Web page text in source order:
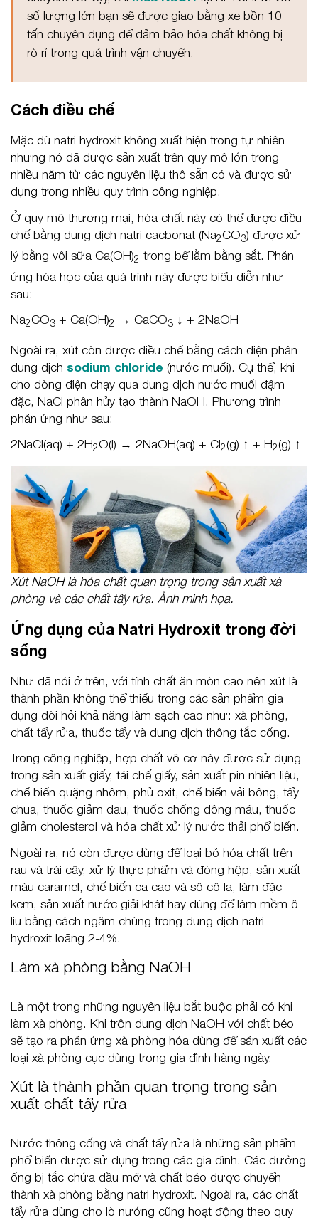
số lượng lớn bạn sẽ được giao bằng xe bồn 10
tấn chuyên dụng để đảm bảo hóa chất không bị
rò rỉ trong quá trình vận chuyển.
Cách điều chế
Mặc dù natri hydroxit không xuất hiện trong tự nhiên
nhưng nó đã được sản xuất trên quy mô lớn trong
nhiều năm từ các nguyên liệu thô sẵn có và được sử
dụng trong nhiều quy trình công nghiệp.
Ở quy mô thương mại, hóa chất này có thể được điều
chế bằng dung dịch natri cacbonat (Na2CO3) được xử
lý bằng vôi sữa Ca(OH)2 trong bể lằm bằng sắt. Phản
ứng hóa học của quá trình này được biểu diễn như
sau:
Na2CO3 + Ca(OH)2 → CaCO3 ↓ + 2NaOH
Ngoài ra, xút còn được điều chế bằng cách điện phân
dung dịch sodium chloride (nước muối). Cụ thể, khi
cho dòng điện chạy qua dung dịch nước muối đậm
đặc, NaCl phân hủy tạo thành NaOH. Phương trình
phản ứng như sau:
2NaCl(aq) + 2H2O(l) → 2NaOH(aq) + Cl2(g) ↑ + H2(g) ↑
Xút NaOH là hóa chất quan trọng trong sản xuất xà
phòng và các chất tẩy rửa. Ảnh minh họa.
Ứng dụng của Natri Hydroxit trong đời
sống
Như đã nói ở trên, với tính chất ăn mòn cao nên xút là
thành phần không thể thiếu trong các sản phẩm gia
dụng đòi hỏi khả năng làm sạch cao như: xà phòng,
chất tẩy rửa, thuốc tẩy và dung dịch thông tắc cống.
Trong công nghiệp, hợp chất vô cơ này được sử dụng
trong sản xuất giấy, tái chế giấy, sản xuất pin nhiên liệu,
chế biến quặng nhôm, phủ oxit, chế biến vải bông, tẩy
chua, thuốc giảm đau, thuốc chống đông máu, thuốc
giảm cholesterol và hóa chất xử lý nước thải phổ biến.
Ngoài ra, nó còn được dùng để loại bỏ hóa chất trên
rau và trái cây, xử lý thực phẩm và đóng hộp, sản xuất
màu caramel, chế biến ca cao và sô cô la, làm đặc
kem, sản xuất nước giải khát hay dùng để làm mềm ô
liu bằng cách ngâm chúng trong dung dịch natri
hydroxit loãng 2-4%.
Làm xà phòng bằng NaOH
Là một trong những nguyên liệu bắt buộc phải có khi
làm xà phòng. Khi trộn dung dịch NaOH với chất béo
sẽ tạo ra phản ứng xà phòng hóa dùng để sản xuất các
loại xà phòng cục dùng trong gia đình hàng ngày.
Xút là thành phần quan trọng trong sản
xuất chất tẩy rửa
Nước thông cống và chất tẩy rửa là những sản phẩm
phổ biến được sử dụng trong các gia đình. Các đường
ống bị tắc chứa dầu mỡ và chất béo được chuyển
thành xà phòng bằng natri hydroxit. Ngoài ra, các chất
tẩy rửa dùng cho lò nướng cũng hoạt động theo quy